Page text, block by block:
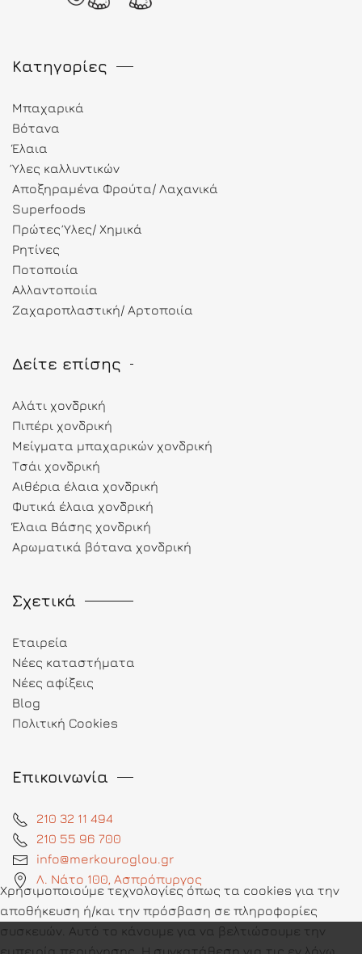
Κατηγορίες
Μπαχαρικά
Βότανα
Έλαια
Ύλες καλλυντικών
Αποξηραμένα Φρούτα/ Λαχανικά
Superfoods
Πρώτες Ύλες/ Χημικά
Ρητίνες
Ποτοποιία
Αλλαντοποιία
Ζαχαροπλαστική/ Αρτοποιία
Δείτε επίσης
Αλάτι χονδρική
Πιπέρι χονδρική
Μείγματα μπαχαρικών χονδρική
Τσάι χονδρική
Αιθέρια έλαια χονδρική
Φυτικά έλαια χονδρική
Έλαια Βάσης χονδρική
Αρωματικά βότανα χονδρική
Σχετικά
Εταιρεία
Νέες καταστήματα
Νέες αφίξεις
Blog
Πολιτική Cookies
Επικοινωνία
210 32 11 494
210 55 96 700
info@merkouroglou.gr
Λ. Νάτο 100, Ασπρόπυργος
Χρησιμοποιούμε τεχνολογίες όπως τα cookies για την
αποθήκευση ή/και την πρόσβαση σε πληροφορίες
συσκευών. Αυτό το κάνουμε για να βελτιώσουμε την
εμπειρία περιήγησης. Η συγκατάθεση για τις εν λόγω